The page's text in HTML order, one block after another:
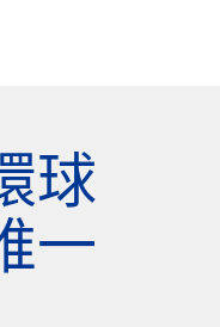
球
一